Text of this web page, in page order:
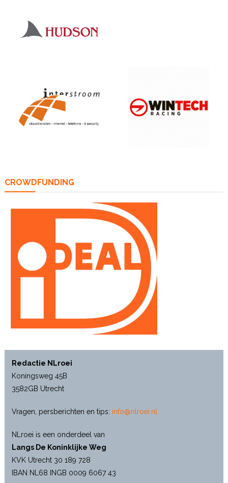
CROWDFUNDING
Redactie NLroei
Koningsweg 45B
3582GB Utrecht
Vragen, persberichten en tips: info@nlroei.nl
NLroei is een onderdeel van
Langs De Koninklijke Weg
KVK Utrecht 30 189 728
IBAN NL68 INGB 0009 6067 43